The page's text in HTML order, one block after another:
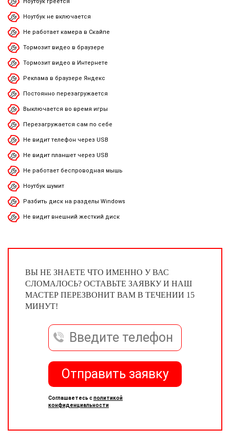
Ноутбук греется
Ноутбук не включается
Не работает камера в Скайпе
Тормозит видео в браузере
Тормозит видео в Интернете
Реклама в браузере Яндекс
Постоянно перезагружается
Выключается во время игры
Перезагружается сам по себе
Не видит телефон через USB
Не видит планшет через USB
Не работает беспроводная мышь
Ноутбук шумит
Разбить диск на разделы Windows
Не видит внешний жесткий диск
ВЫ НЕ ЗНАЕТЕ ЧТО ИМЕННО У ВАС
СЛОМАЛОСЬ? ОСТАВЬТЕ ЗАЯВКУ И НАШ
МАСТЕР ПЕРЕЗВОНИТ ВАМ В ТЕЧЕНИИ 15
МИНУТ!
Отправить заявку
Соглашаетесь с политикой
конфиденциальности